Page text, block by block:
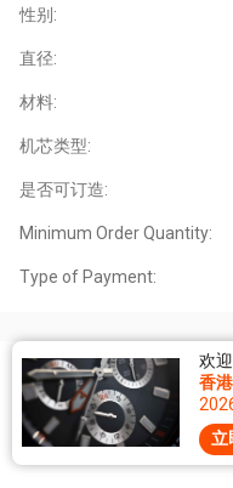
性别:
直径:
材料:
机芯类型:
是否可订造:
Minimum Order Quantity:
Type of Payment:
欢
香
立